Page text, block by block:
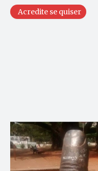
Acredite se quiser